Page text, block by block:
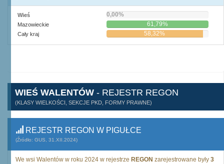
Wieś 0,00%
Mazowieckie 61,79%
Cały kraj 58,32%
WIEŚ WALENTÓW - REJESTR REGON
(KLASY WIELKOŚCI, SEKCJE PKD, FORMY PRAWNE)
REJESTR REGON W PIGUŁCE
(Źródło: GUS, 31.XII.2024)
We wsi Walentów w roku 2024 w rejestrze REGON zarejestrowane były 3